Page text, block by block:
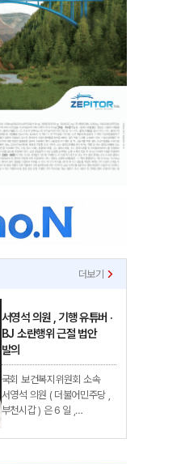
더보기
서영석 의원 , 기행 유튜버 ·
BJ 소란행위 근절 법안
발의
국회 보건복지위원회 소속
서영석 의원 ( 더불어민주당 ,
부천시갑 ) 은 6 일 ,
목적으로 소란행위를 촬영 ·